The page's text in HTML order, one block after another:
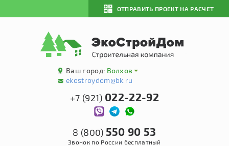
ОТПРАВИТЬ ПРОЕКТ НА РАСЧЕТ
Ваш город: Волхов
ekostroydom@bk.ru
+7 (921) 022-22-92
8 (800) 550 90 53
Звонок по России бесплатный